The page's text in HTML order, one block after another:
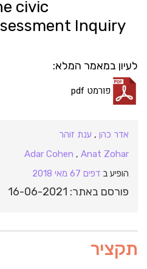
civic
Inquiry
לעיון במאמר המלא:
פורמט pdf
אדר כהן , ענת זוהר
Adar Cohen , Anat Zohar
הופיע ב דפים 67 מאי 2018
פורסם באתר: 16-06-2021
תקציר